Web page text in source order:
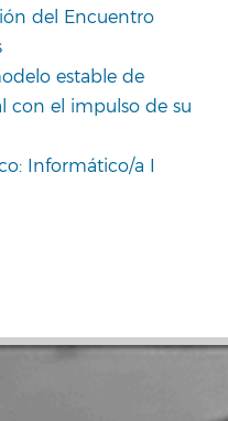
del Encuentro
estable de
con el impulso de su
Informático/a I